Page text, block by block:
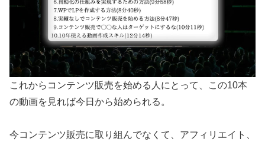
これからコンテンツ販売を始める人にとって、この10本
の動画を見れば今日から始められる。
今コンテンツ販売に取り組んでなくて、アフィリエイト、